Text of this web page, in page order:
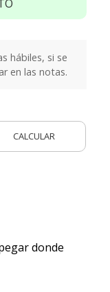
hábiles, si se
en las notas.
CALCULAR
donde